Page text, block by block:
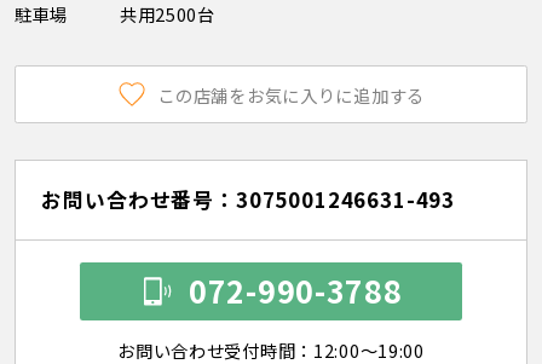
駐車場
共用2500台
この店舗をお気に入りに追加する
お問い合わせ番号：3075001246631-493
072-990-3788
お問い合わせ受付時間：12:00～19:00